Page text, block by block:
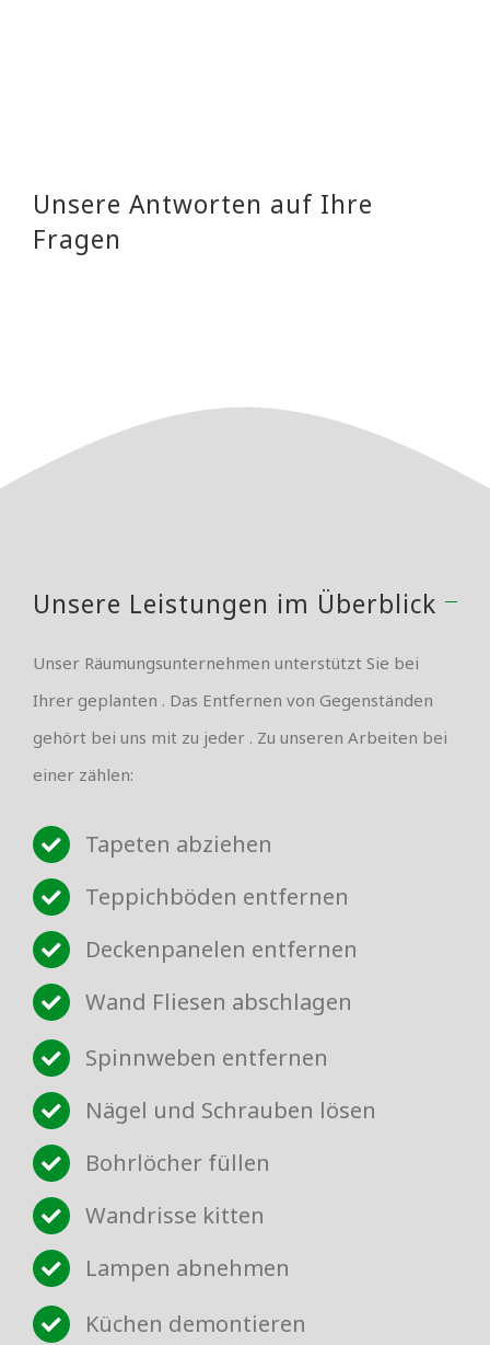
Unsere Antworten auf Ihre
Fragen
Unsere Leistungen im Überblick
Unser Räumungsunternehmen unterstützt Sie bei
Ihrer geplanten . Das Entfernen von Gegenständen
gehört bei uns mit zu jeder . Zu unseren Arbeiten bei
einer zählen:
Tapeten abziehen
Teppichböden entfernen
Deckenpanelen entfernen
Wand Fliesen abschlagen
Spinnweben entfernen
Nägel und Schrauben lösen
Bohrlöcher füllen
Wandrisse kitten
Lampen abnehmen
Küchen demontieren